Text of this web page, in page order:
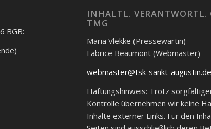
BGB:
INHALTL. VERANTWORTL.
TMG
Maria Vlekke (Pressewartin)
Fabrice Beaumont (Webmaster)
webmaster@tsk-sankt-augustin.de
Haftungshinweis: Trotz
Kontrolle übernehmen wir keine
Inhalte externer Links. Für den